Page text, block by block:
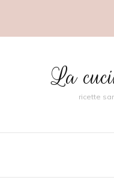
La
ricette